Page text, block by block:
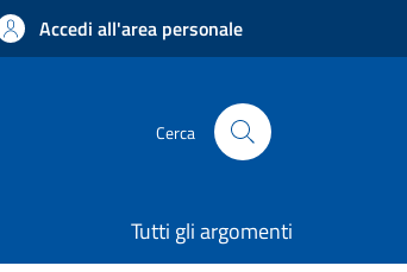
Accedi all'area personale
Cerca
Tutti gli argomenti